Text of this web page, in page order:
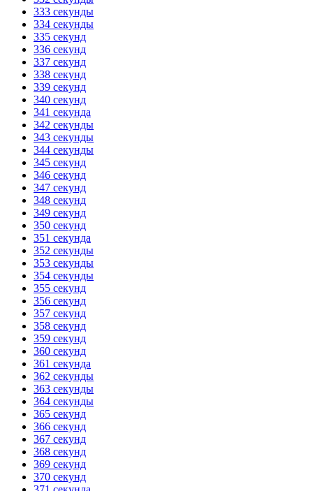
333 секунды
334 секунды
335 секунд
336 секунд
337 секунд
338 секунд
339 секунд
340 секунд
341 секунда
342 секунды
343 секунды
344 секунды
345 секунд
346 секунд
347 секунд
348 секунд
349 секунд
350 секунд
351 секунда
352 секунды
353 секунды
354 секунды
355 секунд
356 секунд
357 секунд
358 секунд
359 секунд
360 секунд
361 секунда
362 секунды
363 секунды
364 секунды
365 секунд
366 секунд
367 секунд
368 секунд
369 секунд
370 секунд